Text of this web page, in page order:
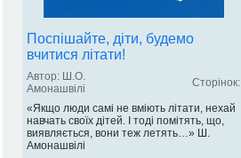
Поспішайте, діти, будемо
вчитися літати!
Автор: Ш.О.
Амонашвілі
Сторінок:
«Якщо люди самі не вміють літати, нехай
навчать своїх дітей. І тоді помітять, що,
виявляється, вони теж летять…» Ш.
Амонашвілі